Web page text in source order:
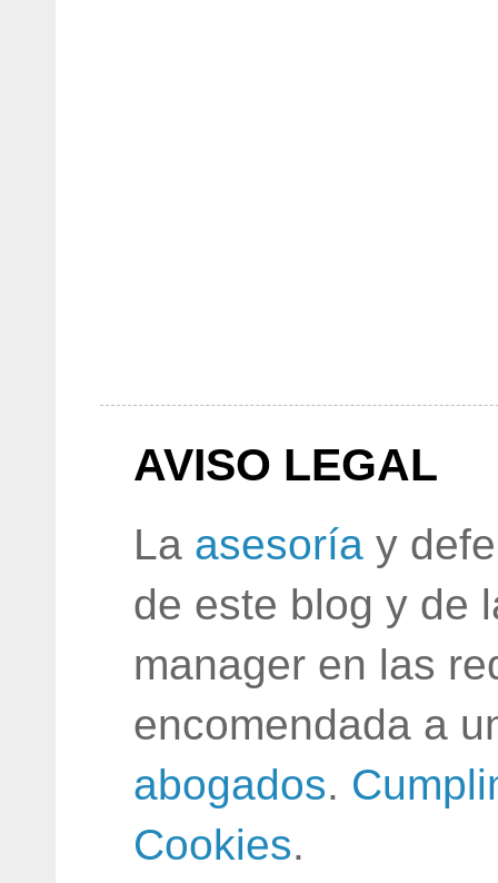
AVISO LEGAL
La asesoría y
de este blog y de
manager en las
encomendada a
abogados.
Cookies.